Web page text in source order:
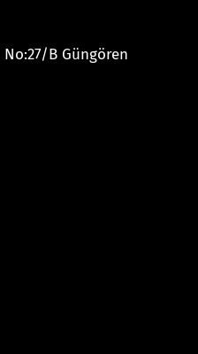
No:27/B Güngören